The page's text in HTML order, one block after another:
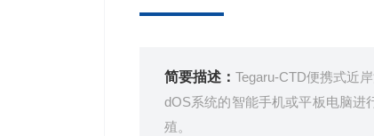
简要描述： Tegaru-CTD便携式近
dOS系统的智能手机或平板电脑进
殖。